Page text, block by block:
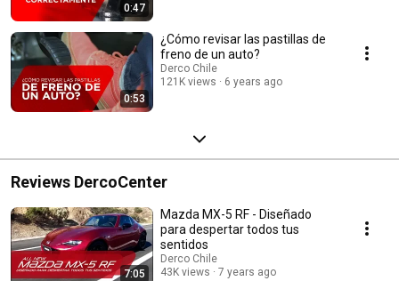
0:47
0:53
¿Cómo revisar las pastillas de
freno de un auto?
Derco Chile
121K views
6 years ago
Reviews DercoCenter
7:05
Mazda MX-5 RF - Diseñado
para despertar todos tus
sentidos
Derco Chile
43K views
7 years ago